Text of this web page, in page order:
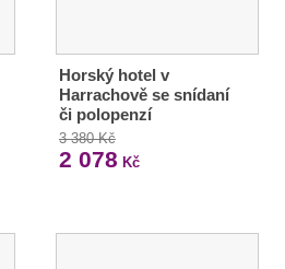
Horský hotel v
Harrachově se snídaní
či polopenzí
3 380 Kč
2 078 Kč